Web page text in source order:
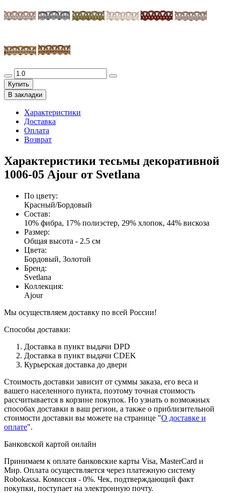
Купить
В закладки
Характеристики
Доставка
Оплата
Возврат
Характеристики тесьмы декоративной
1006-05 Ajour от Svetlana
По цвету:
Красный/Бордовый
Состав:
10% фибра, 17% полиэстер, 29% хлопок, 44% вискоза
Размер:
Общая высота - 2.5 см
Цвета:
Бордовый, Золотой
Бренд:
Svetlana
Коллекция:
Ajour
Мы осуществляем доставку по всей России!
Способы доставки:
Доставка в пункт выдачи DPD
Доставка в пункт выдачи CDEK
Курьерская доставка до двери
Стоимость доставки зависит от суммы заказа, его веса и
вашего населенного пункта, поэтому точная стоимость
рассчитывается в корзине покупок. Но узнать о возможных
способах доставки в ваш регион, а также о приблизительной
стоимости доставки вы можете на странице "О доставке и
оплате".
Банковской картой онлайн
Принимаем к оплате банковские карты Visa, MasterCard и
Мир. Оплата осуществляется через платежную систему
Robokassa. Комиссия - 0%. Чек, подтверждающий факт
покупки, поступает на электронную почту.